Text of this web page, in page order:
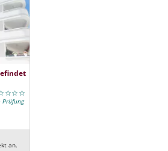
Prüfung
an.